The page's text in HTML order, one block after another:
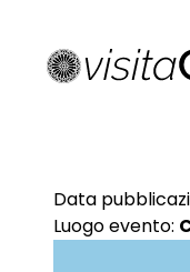
Data
Luogo evento: